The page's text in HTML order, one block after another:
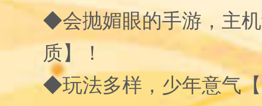
◆会抛媚眼的手游，主
质】！
◆玩法多样，少年意气